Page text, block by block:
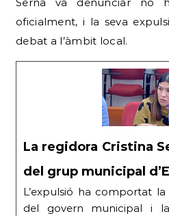
oficialment, i la seva
debat a l’àmbit local.
La regidora Cristina
del grup municipal
L’expulsió ha comportat
del govern municipal i